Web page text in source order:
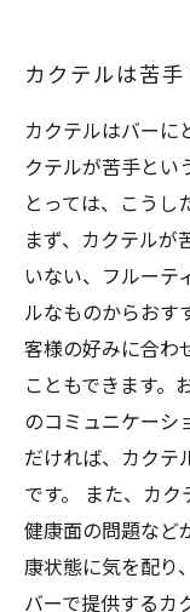
カクテルは苦手
カクテルはバーに
クテルが苦手とい
とっては、こうし
まず、カクテルが
いない、フルーテ
ルなものからおす
客様の好みに合わ
こともできます。
のコミュニケーシ
だければ、カクテ
です。 また、カ
健康面の問題など
康状態に気を配り
バーで提供するカ